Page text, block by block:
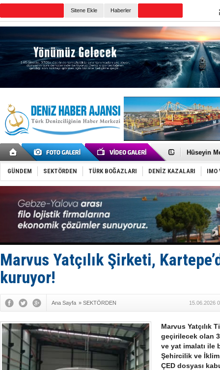
Sitene Ekle Haberler
Hüseyin
Hat-San
Med
Tekne, su
Dışişleri
Depo ve
Kruvaziyer
SES
Denizlerin
GÜNDEM SEKTÖRDEN TÜRK BOĞAZLARI DENİZ KAZALARI IMO
Marvus Yatçılık Şirketi,
kuruyor!
Ana Sayfa » SEKTÖRDEN 15.06.2026
Marvus Yatçılık
geçirilecek olan
ve yat imalatı ile
Şehircilik ve
ÇED dosyası